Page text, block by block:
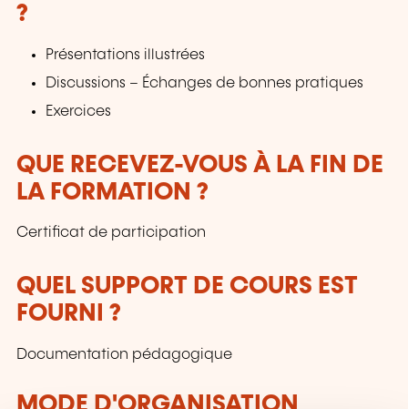
?
Présentations illustrées
Discussions – Échanges de bonnes pratiques
Exercices
QUE RECEVEZ-VOUS À LA FIN DE
LA FORMATION ?
Certificat de participation
QUEL SUPPORT DE COURS EST
FOURNI ?
Documentation pédagogique